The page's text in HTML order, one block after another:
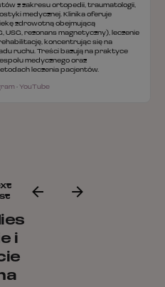
z zakresu ortopedii, traumatologii,
medycznej. Klinika oferuje
zdrowotną obejmującą
USG, rezonans magnetyczny), leczenie
koncentrując się na
ruchu. Treści bazują na praktyce
medycznego oraz
leczenia pacjentów.
·YouTube
i